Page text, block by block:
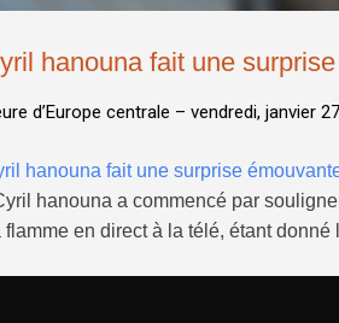
hanouna fait une
d’Europe centrale – vendredi, janvier
hanouna fait une surprise
hanouna a commencé par
flamme en direct à la télé, étant donné